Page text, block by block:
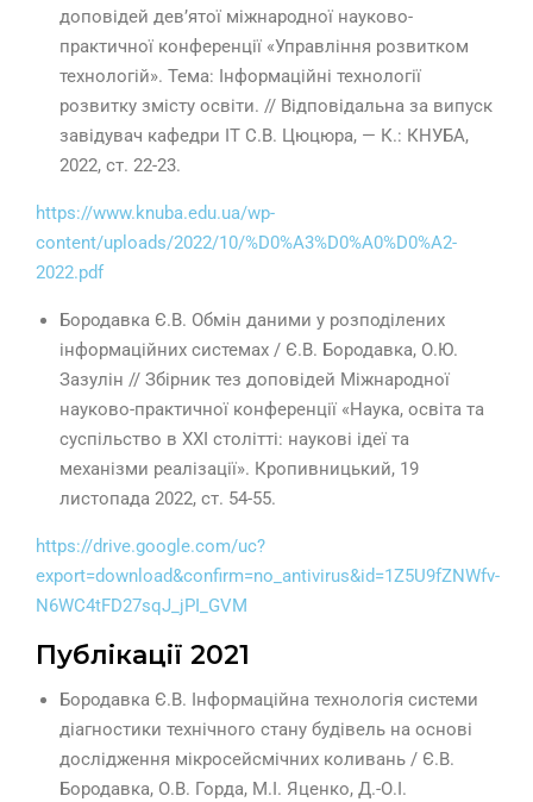
доповідей дев’ятої міжнародної науково-
практичної конференції «Управління розвитком
технологій». Тема: Інформаційні технології
розвитку змісту освіти. // Відповідальна за випуск
завідувач кафедри ІТ С.В. Цюцюра, — К.: КНУБА,
2022, ст. 22-23.
https://www.knuba.edu.ua/wp-
content/uploads/2022/10/%D0%A3%D0%A0%D0%A2-
2022.pdf
Бородавка Є.В. Обмін даними у розподілених
інформаційних системах / Є.В. Бородавка, О.Ю.
Зазулін // Збірник тез доповідей Міжнародної
науково-практичної конференції «Наука, освіта та
суспільство в XXI столітті: наукові ідеї та
механізми реалізації». Кропивницький, 19
листопада 2022, ст. 54-55.
https://drive.google.com/uc?
export=download&confirm=no_antivirus&id=1Z5U9fZNWfv-
N6WC4tFD27sqJ_jPI_GVM
Публікації 2021
Бородавка Є.В. Інформаційна технологія системи
діагностики технічного стану будівель на основі
дослідження мікросейсмічних коливань / Є.В.
Бородавка, О.В. Горда, М.І. Яценко, Д.-О.І.